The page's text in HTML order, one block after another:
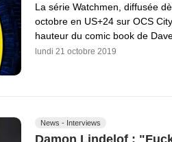
La série Watchmen, diffusée
octobre en US+24 sur OCS
hauteur du comic book de
lundi 21 octobre 2019
News - Interviews
Damon Lindelof :